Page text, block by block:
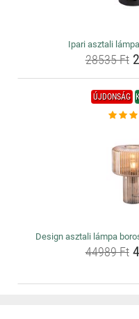
Ipari asztali
28535 Ft
ÚJDONSÁG
Design asztali lámpa
44989 Ft